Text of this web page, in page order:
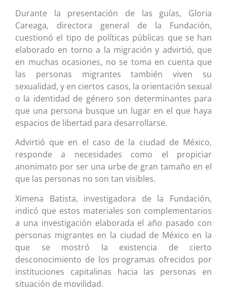
Durante la presentación de las guías, Gloria
Careaga, directora general de la Fundación,
cuestionó el tipo de políticas públicas que se han
elaborado en torno a la migración y advirtió, que
en muchas ocasiones, no se toma en cuenta que
las personas migrantes también viven su
sexualidad, y en ciertos casos, la orientación sexual
o la identidad de género son determinantes para
que una persona busque un lugar en el que haya
espacios de libertad para desarrollarse.
Advirtió que en el caso de la ciudad de México,
responde a necesidades como el propiciar
anonimato por ser una urbe de gran tamaño en el
que las personas no son tan visibles.
Ximena Batista, investigadora de la Fundación,
indicó que estos materiales son complementarios
a una investigación elaborada el año pasado con
personas migrantes en la ciudad de México en la
que se mostró la existencia de cierto
desconocimiento de los programas ofrecidos por
instituciones capitalinas hacia las personas en
situación de movilidad.